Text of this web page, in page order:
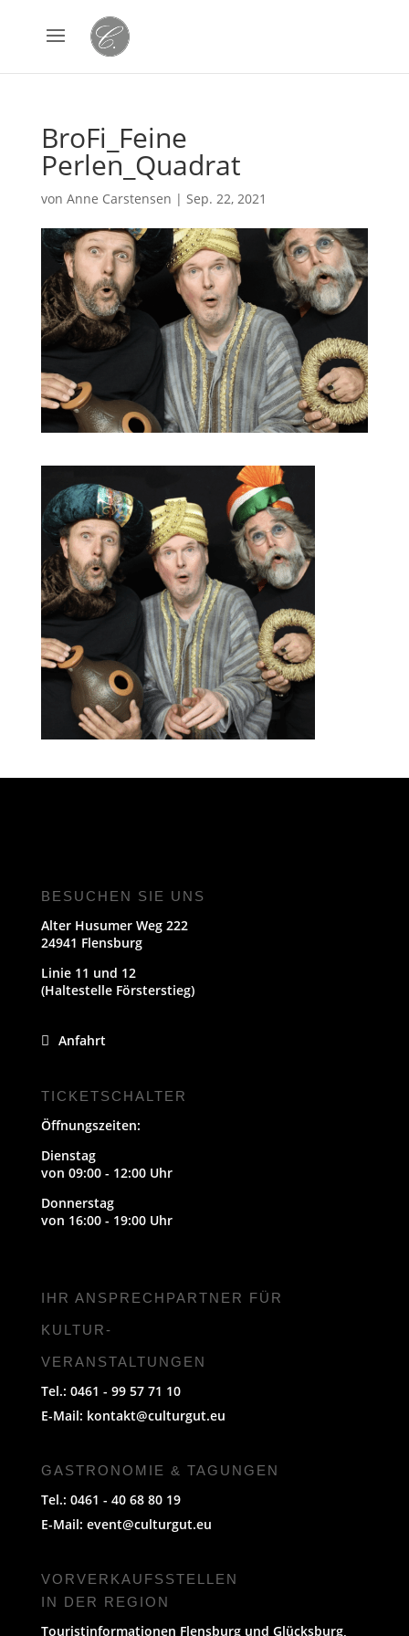
BroFi_Feine
Perlen_Quadrat
von Anne Carstensen | Sep. 22, 2021
BESUCHEN SIE UNS
Alter Husumer Weg 222
24941 Flensburg
Linie 11 und 12
(Haltestelle Försterstieg)
Anfahrt
TICKETSCHALTER
Öffnungszeiten:
Dienstag
von 09:00 - 12:00 Uhr
Donnerstag
von 16:00 - 19:00 Uhr
IHR ANSPRECHPARTNER FÜR
KULTUR-
VERANSTALTUNGEN
Tel.: 0461 - 99 57 71 10
E-Mail: kontakt@culturgut.eu
GASTRONOMIE & TAGUNGEN
Tel.: 0461 - 40 68 80 19
E-Mail: event@culturgut.eu
VORVERKAUFS­STELLEN
IN DER REGION
Touristinformationen Flensburg und Glücksburg,